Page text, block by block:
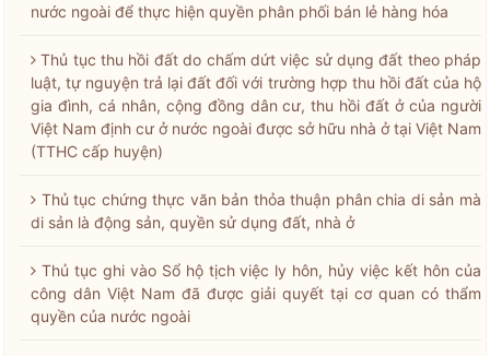
nước ngoài để thực hiện quyền phân phối bán lẻ hàng hóa
Thủ tục thu hồi đất do chấm dứt việc sử dụng đất theo pháp
luật, tự nguyện trả lại đất đối với trường hợp thu hồi đất của hộ
gia đình, cá nhân, cộng đồng dân cư, thu hồi đất ở của người
Việt Nam định cư ở nước ngoài được sở hữu nhà ở tại Việt Nam
(TTHC cấp huyện)
Thủ tục chứng thực văn bản thỏa thuận phân chia di sản mà
di sản là động sản, quyền sử dụng đất, nhà ở
Thủ tục ghi vào Sổ hộ tịch việc ly hôn, hủy việc kết hôn của
công dân Việt Nam đã được giải quyết tại cơ quan có thẩm
quyền của nước ngoài